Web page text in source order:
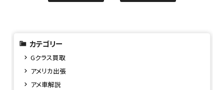
カテゴリー
Gクラス買取
アメリカ出張
アメ車解説